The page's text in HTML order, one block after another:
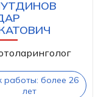
работы: более 26
лет